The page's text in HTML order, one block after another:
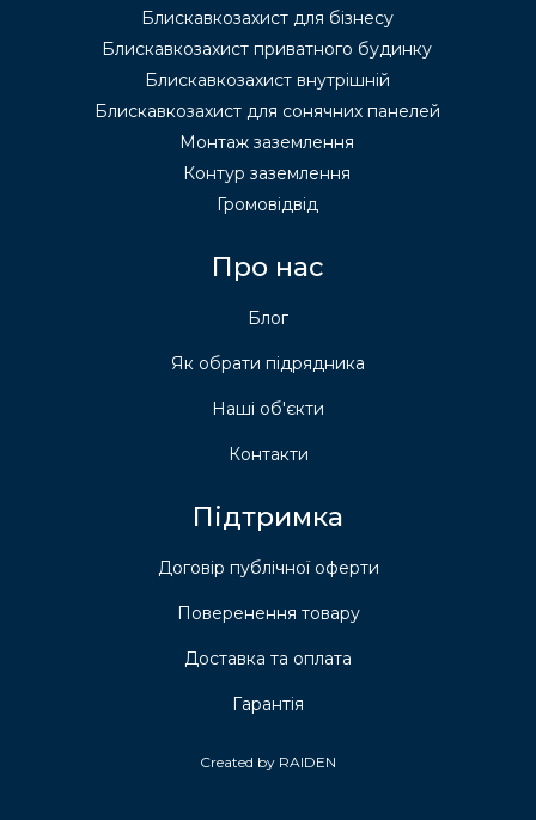
Блискавкозахист для бізнесу
Блискавкозахист приватного будинку
Блискавкозахист внутрішній
Блискавкозахист для сонячних панелей
Монтаж заземлення
Контур заземлення
Громовідвід
Про нас
Блог
Як обрати підрядника
Наші об'єкти
Контакти
Підтримка
Договір публічної оферти
Поверенення товару
Доставка та оплата
Гарантія
Created by RAIDEN